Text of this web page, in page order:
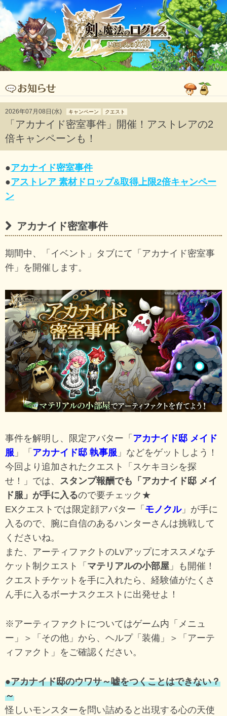
2026年07月08日(水) キャンペーン クエスト
「アカナイド密室事件」開催！アストレアの2
倍キャンペーンも！
●アカナイド密室事件
●アストレア 素材ドロップ&取得上限2倍キャンペー
ン
アカナイド密室事件
期間中、「イベント」タブにて「アカナイド密室事
件」を開催します。
事件を解明し、限定アバター「 アカナイド邸 メイド
服 」「 アカナイド邸 執事服 」などをゲットしよう！
今回より追加されたクエスト「スケキヨシを探
せ！」では、 スタンプ報酬でも「アカナイド邸 メイ
ド服」が手に入るので要チェック★
EXクエストでは限定顔アバター「 モノクル」が手に
入るので、腕に自信のあるハンターさんは挑戦して
くださいね。
また、アーティファクトのLvアップにオススメなチ
ケット制クエスト「 マテリアルの小部屋 」も開催！
クエストチケットを手に入れたら、経験値がたくさ
ん手に入るボーナスクエストに出発せよ！
※アーティファクトについてはゲーム内「メニュ
ー」＞「その他」から、ヘルプ「装備」＞「アーテ
ィファクト」をご確認ください。
●アカナイド邸のウワサ～嘘をつくことはできない？
～
怪しいモンスターを問い詰めると出現する心の天使